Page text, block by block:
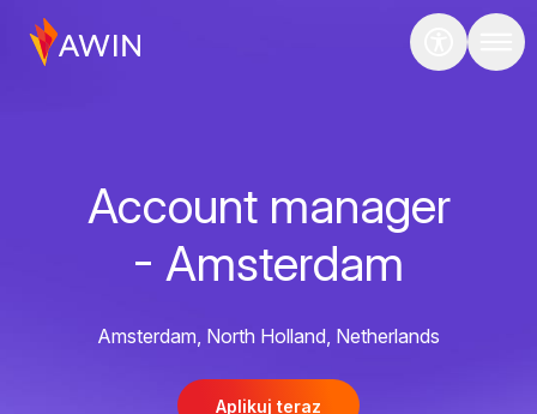
Account manager
- Amsterdam
Amsterdam, North Holland, Netherlands
Aplikuj teraz